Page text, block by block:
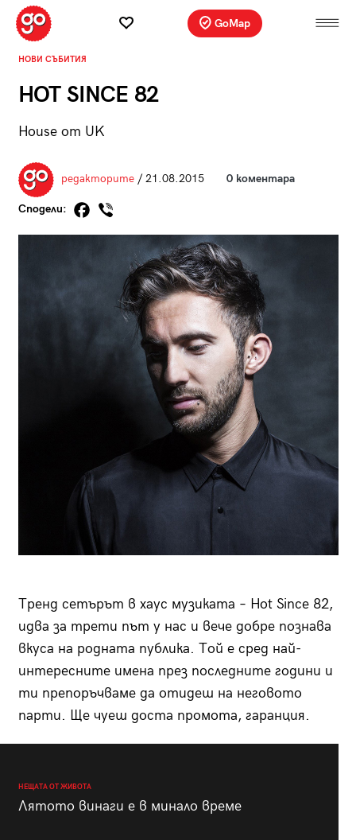
GoMap
НОВИ СЪБИТИЯ
HOT SINCE 82
House от UK
редакторите/ 21.08.2015 0 коментара
Сподели:
Тренд сетърът в хаус музиката – Hot Since 82,
идва за трети път у нас и вече добре познава
вкуса на родната публика. Той е сред най-
интересните имена през последните години и
ти препоръчваме да отидеш на неговото
парти. Ще чуеш доста промота, гаранция.
НЕЩАТА ОТ ЖИВОТА
Лятото винаги е в минало време